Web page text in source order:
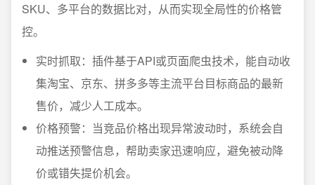
SKU、多平台的数据比对，从而实现全局性的价格管
控。
实时抓取：插件基于API或页面爬虫技术，能自动收
集淘宝、京东、拼多多等主流平台目标商品的最新
售价，减少人工成本。
价格预警：当竞品价格出现异常波动时，系统会自
动推送预警信息，帮助卖家迅速响应，避免被动降
价或错失提价机会。